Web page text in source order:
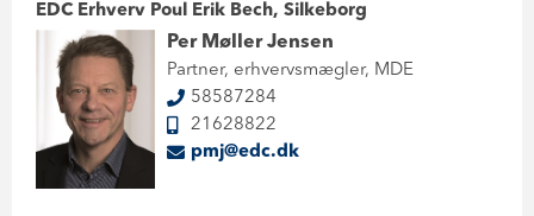
EDC Erhverv Poul Erik Bech, Silkeborg
Per Møller Jensen
Partner, erhvervsmægler, MDE
58587284
21628822
pmj@edc.dk